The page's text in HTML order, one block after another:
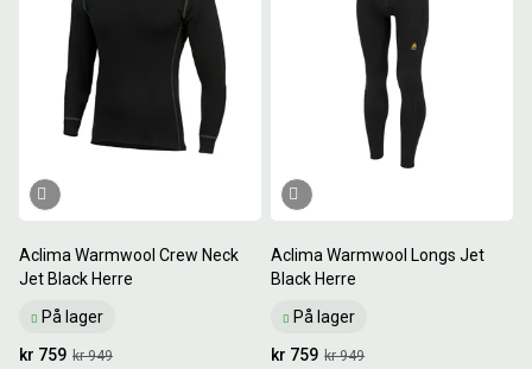
Aclima Warmwool Crew Neck
Jet Black Herre
På lager
kr 949
kr 759
Aclima Warmwool Longs Jet
Black Herre
På lager
kr 949
kr 759